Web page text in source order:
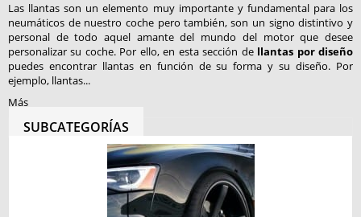
Las llantas son un elemento muy importante y fundamental para los
neumáticos de nuestro coche pero también, son un signo distintivo y
personal de todo aquel amante del mundo del motor que desee
personalizar su coche. Por ello, en esta sección de llantas por diseño
puedes encontrar llantas en función de su forma y su diseño. Por
ejemplo, llantas...
Más
SUBCATEGORÍAS